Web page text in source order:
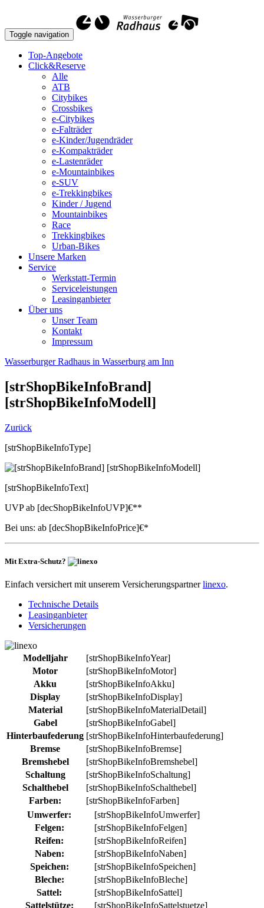
Toggle navigation
Top-Angebote
Click&Reserve
Alle
ATB
Citybikes
Crossbikes
e-Citybikes
e-Falträder
e-Kinder/Jugendräder
e-Kompakträder
e-Lastenräder
e-Mountainbikes
e-SUV
e-Trekkingbikes
Kinder / Jugend
Mountainbikes
Race
Trekkingbikes
Urban-Bikes
Unsere Marken
Service
Werkstatt-Termin
Serviceleistungen
Leasinganbieter
Über uns
Unser Team
Kontakt
Impressum
Wasserburger Radhaus in Wasserburg am Inn
[strShopBikeInfoBrand]
[strShopBikeInfoModell]
Zurück
[strShopBikeInfoType]
[strShopBikeInfoText]
UVP ab [decShopBikeInfoUVP]€**
Bei uns: ab [decShopBikeInfoPrice]€*
Mit Extra-Schutz?
Einfach versichert mit unserem Versicherungspartnerlinexo.
Technische Details
Leasinganbieter
Versicherungen
Modelljahr
[strShopBikeInfoYear]
Motor
[strShopBikeInfoMotor]
Akku
[strShopBikeInfoAkku]
Display
[strShopBikeInfoDisplay]
Material
[strShopBikeInfoMaterialDetail]
Gabel
[strShopBikeInfoGabel]
Hinterbaufederung [strShopBikeInfoHinterbaufederung]
Bremse
[strShopBikeInfoBremse]
Bremshebel
[strShopBikeInfoBremshebel]
Schaltung
[strShopBikeInfoSchaltung]
Schalthebel
[strShopBikeInfoSchalthebel]
Farben:
[strShopBikeInfoFarben]
Umwerfer:
[strShopBikeInfoUmwerfer]
Felgen:
[strShopBikeInfoFelgen]
Reifen:
[strShopBikeInfoReifen]
Naben:
[strShopBikeInfoNaben]
Speichen:
[strShopBikeInfoSpeichen]
Bleche:
[strShopBikeInfoBleche]
Sattel:
[strShopBikeInfoSattel]
Sattelstütze:
[strShopBikeInfoSattelstuetze]